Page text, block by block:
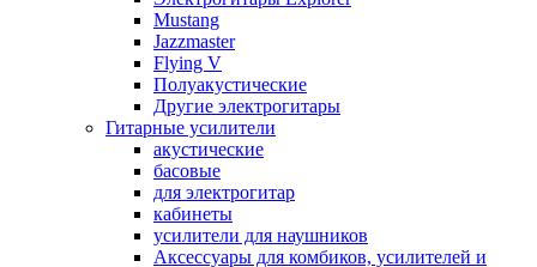
Mustang
Jazzmaster
Flying V
Полуакустические
Другие электрогитары
Гитарные усилители
акустические
басовые
для электрогитар
кабинеты
усилители для наушников
Аксессуары для комбиков, усилителей и